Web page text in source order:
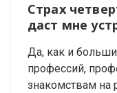
Страх
даст мне
Да, как и
профессий,
знакомствам на